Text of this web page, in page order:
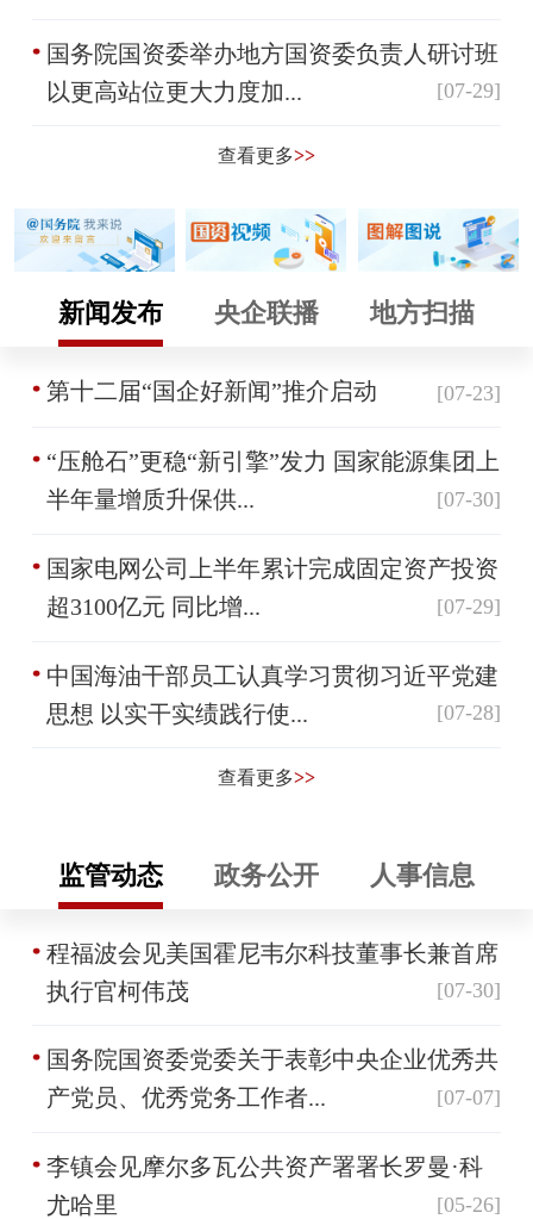
国务院国资委举办地方国资委负责人研讨班
以更高站位更大力度加...
[07-29]
查看更多>>
新闻发布 央企联播 地方扫描
第十二届“国企好新闻”推介启动 [07-23]
“压舱石”更稳“新引擎”发力 国家能源集团上
半年量增质升保供...
[07-30]
国家电网公司上半年累计完成固定资产投资
超3100亿元 同比增...
[07-29]
中国海油干部员工认真学习贯彻习近平党建
思想 以实干实绩践行使...
[07-28]
查看更多>>
监管动态 政务公开 人事信息
程福波会见美国霍尼韦尔科技董事长兼首席
执行官柯伟茂
[07-30]
国务院国资委党委关于表彰中央企业优秀共
产党员、优秀党务工作者...
[07-07]
李镇会见摩尔多瓦公共资产署署长罗曼·科
尤哈里
[05-26]